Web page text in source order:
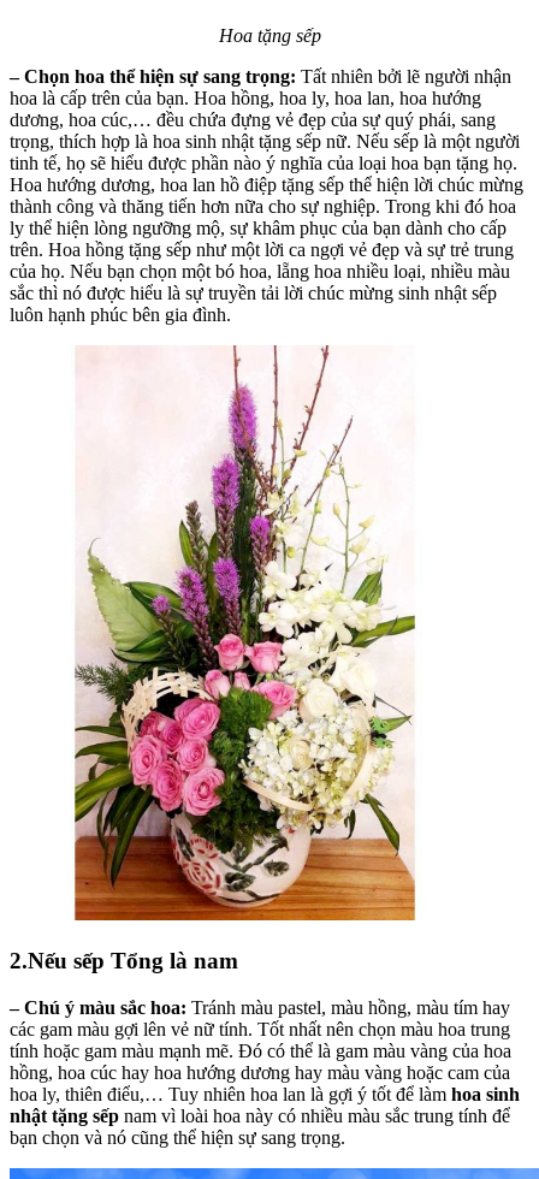
Hoa tặng sếp
– Chọn hoa thể hiện sự sang trọng: Tất nhiên bởi lẽ người nhận
hoa là cấp trên của bạn. Hoa hồng, hoa ly, hoa lan, hoa hướng
dương, hoa cúc,… đều chứa đựng vẻ đẹp của sự quý phái, sang
trọng, thích hợp là hoa sinh nhật tặng sếp nữ. Nếu sếp là một người
tinh tế, họ sẽ hiểu được phần nào ý nghĩa của loại hoa bạn tặng họ.
Hoa hướng dương, hoa lan hồ điệp tặng sếp thể hiện lời chúc mừng
thành công và thăng tiến hơn nữa cho sự nghiệp. Trong khi đó hoa
ly thể hiện lòng ngưỡng mộ, sự khâm phục của bạn dành cho cấp
trên. Hoa hồng tặng sếp như một lời ca ngợi vẻ đẹp và sự trẻ trung
của họ. Nếu bạn chọn một bó hoa, lẵng hoa nhiều loại, nhiều màu
sắc thì nó được hiểu là sự truyền tải lời chúc mừng sinh nhật sếp
luôn hạnh phúc bên gia đình.
2.Nếu sếp Tổng là nam
– Chú ý màu sắc hoa: Tránh màu pastel, màu hồng, màu tím hay
các gam màu gợi lên vẻ nữ tính. Tốt nhất nên chọn màu hoa trung
tính hoặc gam màu mạnh mẽ. Đó có thể là gam màu vàng của hoa
hồng, hoa cúc hay hoa hướng dương hay màu vàng hoặc cam của
hoa ly, thiên điểu,… Tuy nhiên hoa lan là gợi ý tốt để làm hoa sinh
nhật tặng sếp nam vì loài hoa này có nhiều màu sắc trung tính để
bạn chọn và nó cũng thể hiện sự sang trọng.